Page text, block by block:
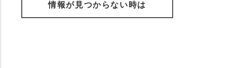
情報が見つからない時は